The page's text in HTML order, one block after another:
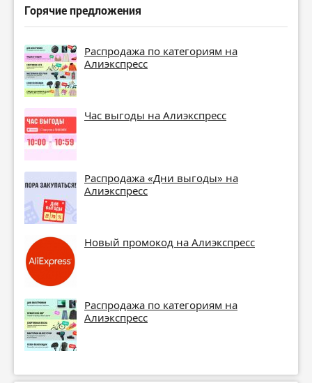
Горячие предложения
Распродажа по категориям на
Алиэкспресс
Час выгоды на Алиэкспресс
Распродажа «Дни выгоды» на
Алиэкспресс
Новый промокод на Алиэкспресс
Распродажа по категориям на
Алиэкспресс